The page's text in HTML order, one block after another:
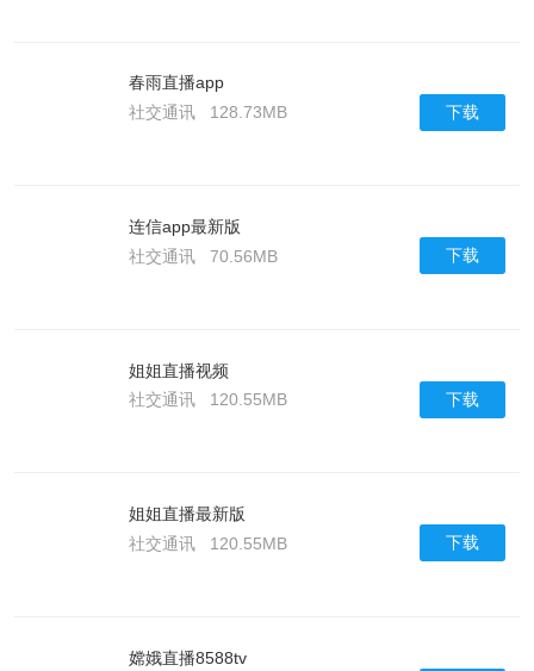
春雨直播app
社交通讯
128.73MB 下载
连信app最新版
社交通讯
70.56MB 下载
姐姐直播视频
社交通讯
120.55MB 下载
姐姐直播最新版
社交通讯
120.55MB 下载
嫦娥直播8588tv